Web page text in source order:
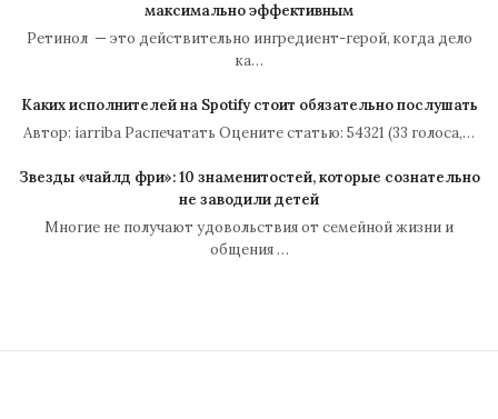
максимально эффективным
Ретинол — это действительно ингредиент-герой, когда дело
ка…
Каких исполнителей на Spotify стоит обязательно послушать
Автор: iarriba Распечатать Оцените статью: 54321 (33 голоса,…
Звезды «чайлд фри»: 10 знаменитостей, которые сознательно
не заводили детей
Многие не получают удовольствия от семейной жизни и
общения …